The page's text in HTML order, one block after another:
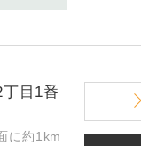
目1番
に約1km